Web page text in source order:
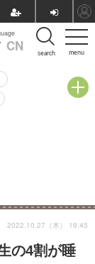
menu
CN search
の4割が睡
2022.10.27（木） 19:45